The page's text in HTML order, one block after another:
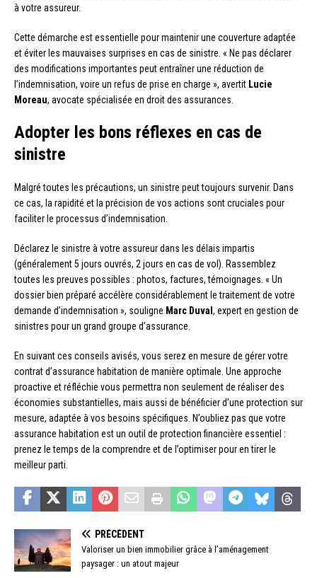
à votre assureur.
Cette démarche est essentielle pour maintenir une couverture adaptée
et éviter les mauvaises surprises en cas de sinistre. « Ne pas déclarer
des modifications importantes peut entraîner une réduction de
l’indemnisation, voire un refus de prise en charge », avertit Lucie
Moreau, avocate spécialisée en droit des assurances.
Adopter les bons réflexes en cas de
sinistre
Malgré toutes les précautions, un sinistre peut toujours survenir. Dans
ce cas, la rapidité et la précision de vos actions sont cruciales pour
faciliter le processus d’indemnisation.
Déclarez le sinistre à votre assureur dans les délais impartis
(généralement 5 jours ouvrés, 2 jours en cas de vol). Rassemblez
toutes les preuves possibles : photos, factures, témoignages. « Un
dossier bien préparé accélère considérablement le traitement de votre
demande d’indemnisation », souligne Marc Duval , expert en gestion de
sinistres pour un grand groupe d’assurance.
En suivant ces conseils avisés, vous serez en mesure de gérer votre
contrat d’assurance habitation de manière optimale. Une approche
proactive et réfléchie vous permettra non seulement de réaliser des
économies substantielles, mais aussi de bénéficier d’une protection sur
mesure, adaptée à vos besoins spécifiques. N’oubliez pas que votre
assurance habitation est un outil de protection financière essentiel :
prenez le temps de la comprendre et de l’optimiser pour en tirer le
meilleur parti.
PRÉCÉDENT
Valoriser un bien immobilier grâce à l’aménagement
paysager : un atout majeur